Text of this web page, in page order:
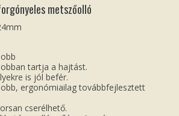
metszőolló
tartja a hajtást.
is jól befér.
ergonómiailag továbbfejlesztett
cserélhető.